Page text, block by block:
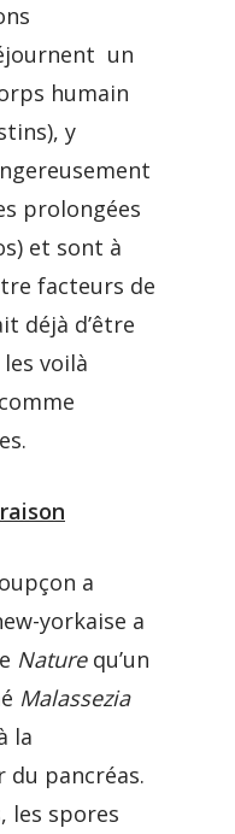
un
humain
y
prolongées
et sont à
facteurs de
déjà d’être
voilà
a
yorkaise a
Nature qu’un
Malassezia
la
du pancréas.
les spores